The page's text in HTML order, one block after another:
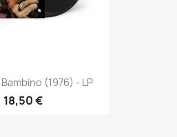
(1976) - LP
18,50 €